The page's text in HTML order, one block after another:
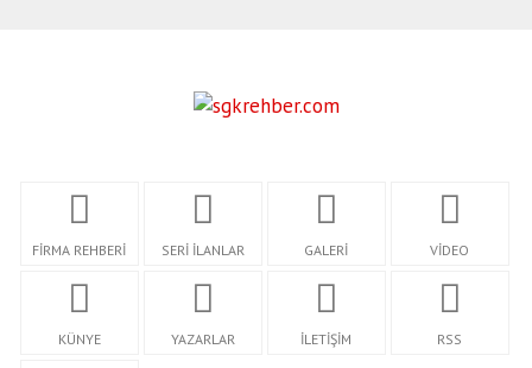
FİRMA REHBERİ SERİ İLANLAR GALERİ VİDEO
KÜNYE YAZARLAR İLETİŞİM RSS